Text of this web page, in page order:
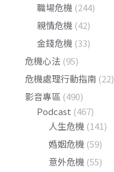
職場危機 (244)
親情危機 (42)
金錢危機 (33)
危機心法 (95)
危機處理行動指南 (22)
影音專區 (490)
Podcast (467)
人生危機 (141)
婚姻危機 (59)
意外危機 (55)